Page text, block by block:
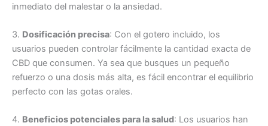
inmediato del malestar o la ansiedad.
3. Dosificación precisa: Con el gotero incluido, los
usuarios pueden controlar fácilmente la cantidad exacta de
CBD que consumen. Ya sea que busques un pequeño
refuerzo o una dosis más alta, es fácil encontrar el equilibrio
perfecto con las gotas orales.
4. Beneficios potenciales para la salud: Los usuarios han